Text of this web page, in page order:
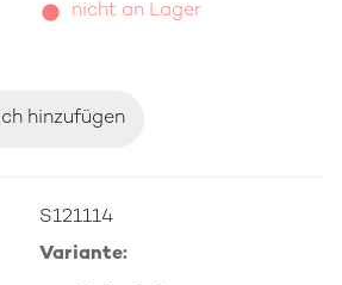
nicht an Lager
hinzufügen
S121114
Variante: